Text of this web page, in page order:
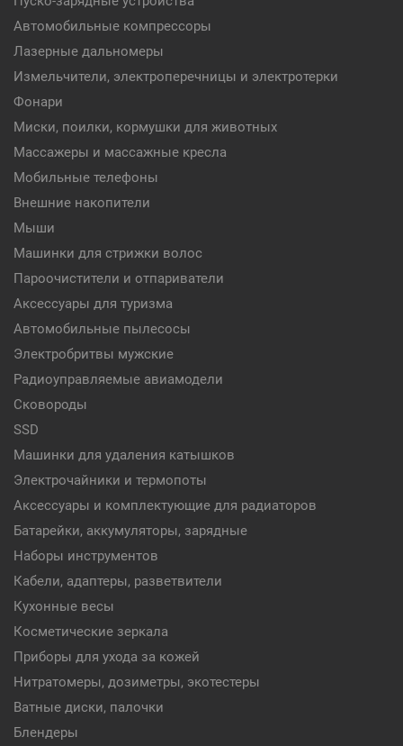
Автомобильные компрессоры
Лазерные дальномеры
Измельчители, электроперечницы и электротерки
Фонари
Миски, поилки, кормушки для животных
Массажеры и массажные кресла
Мобильные телефоны
Внешние накопители
Мыши
Машинки для стрижки волос
Пароочистители и отпариватели
Аксессуары для туризма
Автомобильные пылесосы
Электробритвы мужские
Радиоуправляемые авиамодели
Сковороды
SSD
Машинки для удаления катышков
Электрочайники и термопоты
Аксессуары и комплектующие для радиаторов
Батарейки, аккумуляторы, зарядные
Наборы инструментов
Кабели, адаптеры, разветвители
Кухонные весы
Косметические зеркала
Приборы для ухода за кожей
Нитратомеры, дозиметры, экотестеры
Ватные диски, палочки
Блендеры